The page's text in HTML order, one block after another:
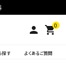
person 0
shopping_cart
探す よくあるご質問